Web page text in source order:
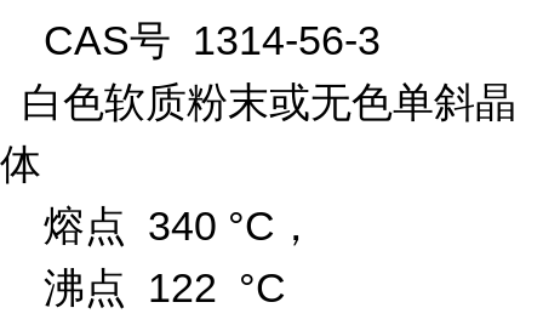
CAS号 1314-56-3
白色软质粉末或无色单斜晶
体
熔点 340 °C，
沸点 122 °C